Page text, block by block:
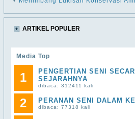
ARTIKEL POPULER
Media Top
1
PENGERTIAN SENI
SEJARAHNYA
dibaca: 312411 kali
2 PERANAN SENI DALAM
dibaca: 77318 kali